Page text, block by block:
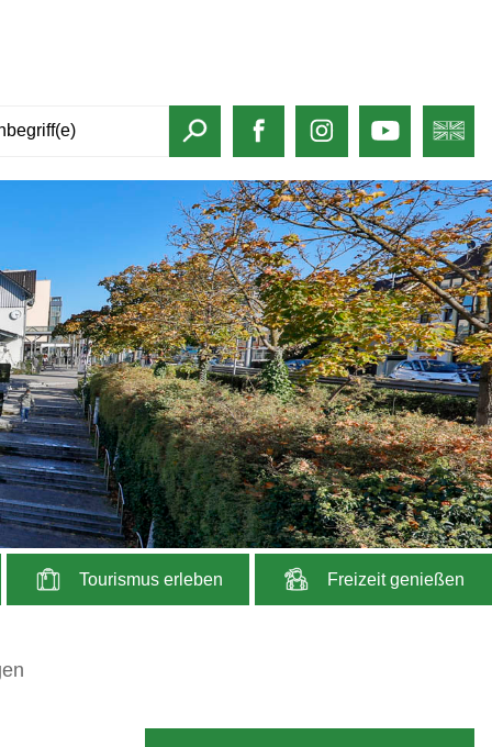
Tourismus erleben Freizeit genießen